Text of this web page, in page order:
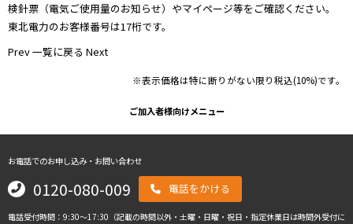
検針票（電気ご使用量のお知らせ）やマイページ等をご確認ください。
東北電力のお客様番号は17桁です。
Prev一覧に戻る Next
※表示価格は特に断りがない限り税込(10%)です。
ご加入者様向けメニュー
お電話でのお申し込み・お問い合わせ
0120-080-009 電話をかける
電話受付時間：9:30～17:30（記載の時間以外・土曜・日曜・祝日・指定休業日は時間外受付に